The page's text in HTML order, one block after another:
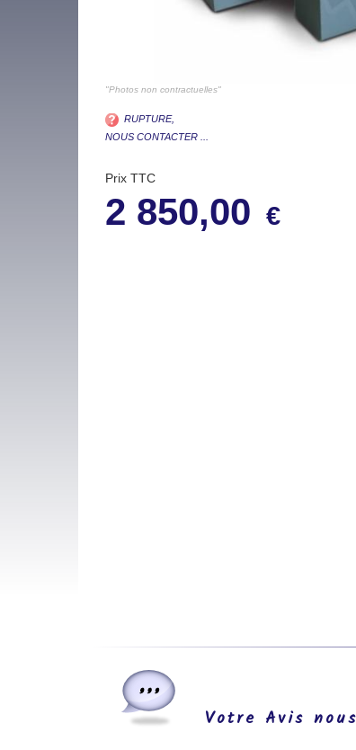
"Photos non contractuelles"
RUPTURE,
NOUS CONTACTER ...
Prix TTC
2 850,00 €
Votre Avis